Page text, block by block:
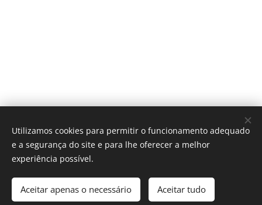
Desenvolvido porWebnode Cookies
Utilizamos cookies para permitir o funcionamento adequado
e a segurança do site e para lhe oferecer a melhor
experiência possível.
Aceitar apenas o necessário Aceitar tudo